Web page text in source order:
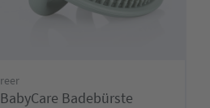
reer
BabyCare Badebürste